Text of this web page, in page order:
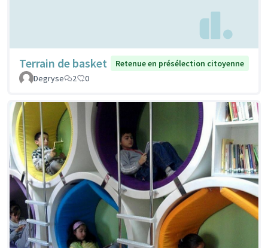
Terrain de basket
Retenue en présélection citoyenne
Degryse
2 0